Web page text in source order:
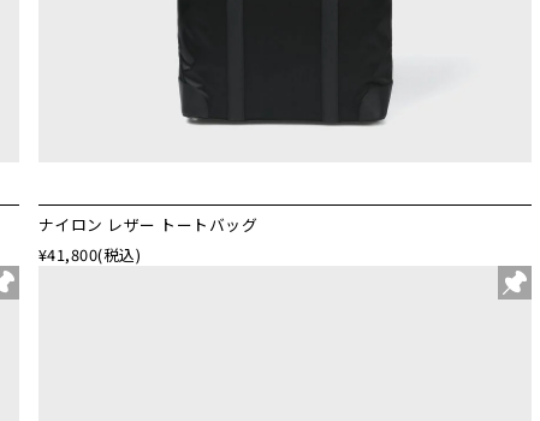
ナイロン レザー トートバッグ
¥41,800(税込)